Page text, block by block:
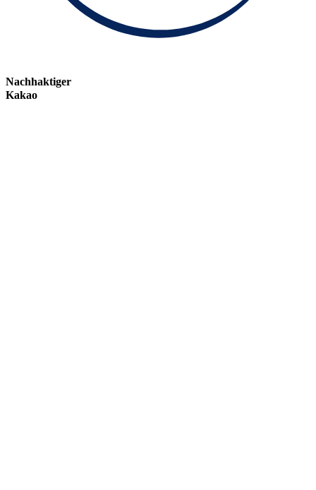
Nachhaktiger
Kakao